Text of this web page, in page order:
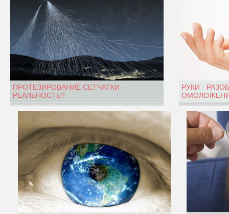
ПРОТЕЗИРОВАНИЕ СЕТЧАТКИ -
РЕАЛЬНОСТЬ?
РУКИ -